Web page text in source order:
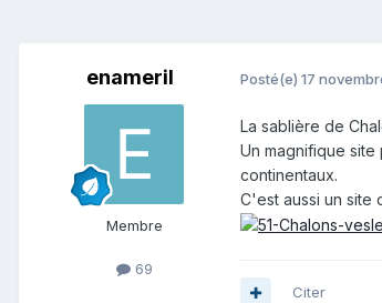
enameril
Membre
69
Posté(e) 17
La sablière de
Un magnifique
continentaux.
C'est aussi un site
Citer